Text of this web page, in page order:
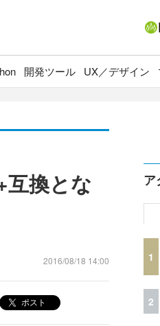
開発ツール UX／デザイン
換とな
2016/08/18 14:00
ポスト
ア
1
2